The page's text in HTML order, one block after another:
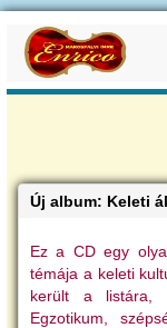
Új album: Keleti
Ez a CD egy
témája a keleti
került a listára,
Egzotikum,